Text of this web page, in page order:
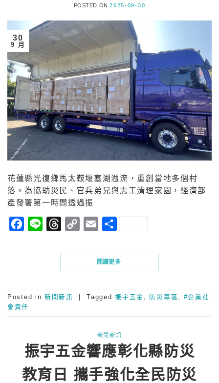
POSTED ON2025-09-30
30
9 月
花蓮縣光復鄉馬太鞍堰塞湖溢流，重創當地多個村
落。為協助災民、官兵弟兄與志工清理家園，經濟部
產發署第一時間透過振
Facebook
Line Threads
Copy Email分
閱讀更多
Posted in 新聞新訊 Tagged振宇五金 , 防災專區 , #企業社
會責任
新聞新訊
振宇五金響應彰化縣防災
教育日 攜手強化全民防災